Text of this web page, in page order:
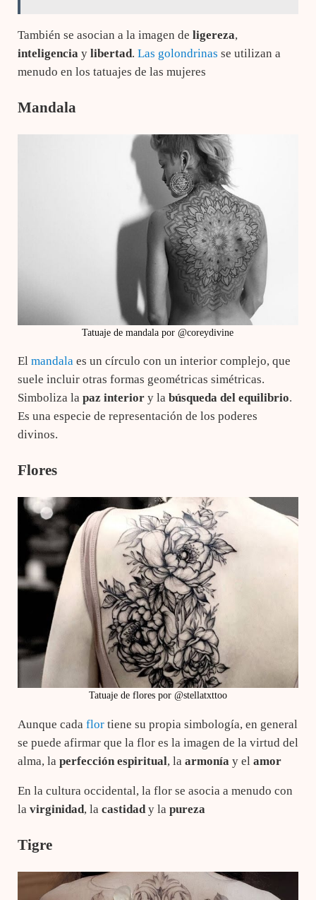
También se asocian a la imagen de ligereza,
inteligencia y libertad. Las golondrinas se utilizan a
menudo en los tatuajes de las mujeres
Mandala
Tatuaje de mandala por @coreydivine
El mandalaes un círculo con un interior complejo, que
suele incluir otras formas geométricas simétricas.
Simboliza la paz interiory labúsqueda del equilibrio.
Es una especie de representación de los poderes
divinos.
Flores
Tatuaje de flores por @stellatxttoo
Aunque cada flortiene su propia simbología, en general
se puede afirmar que la flor es la imagen de la virtud del
alma, la perfección espiritual, la armonía y el amor
En la cultura occidental, la flor se asocia a menudo con
la virginidad, la castidady la pureza
Tigre